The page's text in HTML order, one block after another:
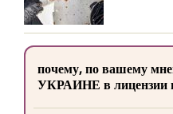
почему, по вашему
УКРАИНЕ в лицензии